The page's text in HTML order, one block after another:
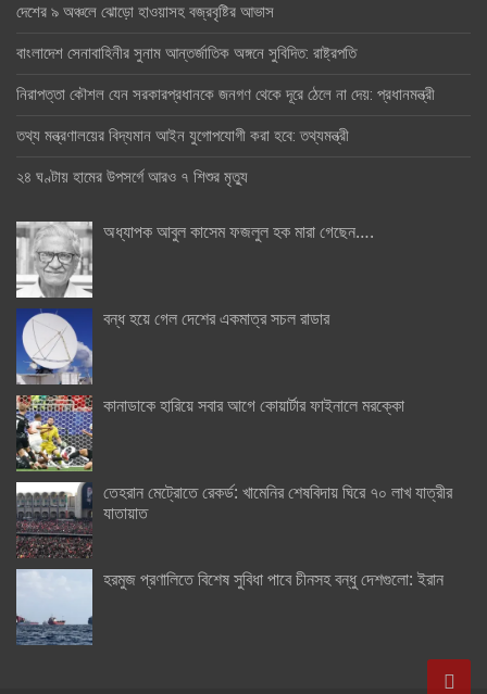
দেশের ৯ অঞ্চলে ঝোড়ো হাওয়াসহ বজ্রবৃষ্টির আভাস
বাংলাদেশ সেনাবাহিনীর সুনাম আন্তর্জাতিক অঙ্গনে সুবিদিত: রাষ্ট্রপতি
নিরাপত্তা কৌশল যেন সরকারপ্রধানকে জনগণ থেকে দূরে ঠেলে না দেয়: প্রধানমন্ত্রী
তথ্য মন্ত্রণালয়ের বিদ্যমান আইন যুগোপযোগী করা হবে: তথ্যমন্ত্রী
২৪ ঘণ্টায় হামের উপসর্গে আরও ৭ শিশুর মৃত্যু
অধ্যাপক আবুল কাসেম ফজলুল হক মারা গেছেন….
বন্ধ হয়ে গেল দেশের একমাত্র সচল রাডার
কানাডাকে হারিয়ে সবার আগে কোয়ার্টার ফাইনালে মরক্কো
তেহরান মেট্রোতে রেকর্ড: খামেনির শেষবিদায় ঘিরে ৭০ লাখ যাত্রীর
যাতায়াত
হরমুজ প্রণালিতে বিশেষ সুবিধা পাবে চীনসহ বন্ধু দেশগুলো: ইরান